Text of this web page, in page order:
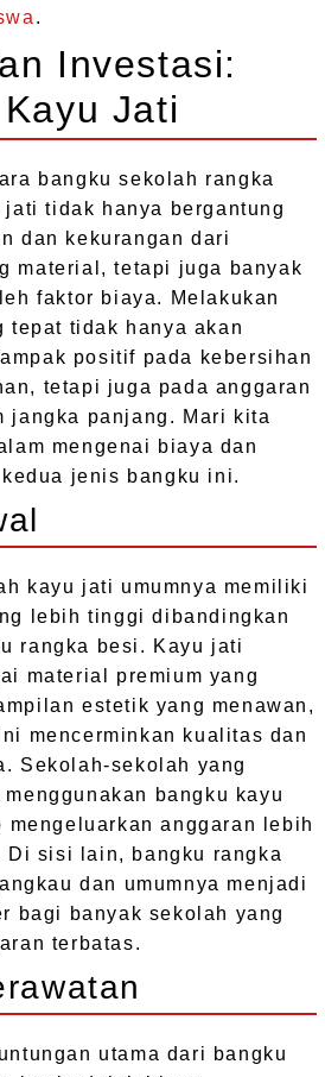
.
Investasi:
Jati
bangku sekolah rangka
jati tidak hanya bergantung
dan kekurangan dari
material, tetapi juga banyak
faktor biaya. Melakukan
tepat tidak hanya akan
positif pada kebersihan
tetapi juga pada anggaran
jangka panjang. Mari kita
mengenai biaya dan
jenis bangku ini.
kayu jati umumnya memiliki
lebih tinggi dibandingkan
rangka besi. Kayu jati
material premium yang
estetik yang menawan,
mencerminkan kualitas dan
Sekolah-sekolah yang
bangku kayu
mengeluarkan anggaran lebih
Di sisi lain, bangku rangka
dan umumnya menjadi
bagi banyak sekolah yang
terbatas.
utama dari bangku